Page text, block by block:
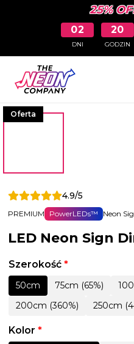
25%
02
DNI
20
GODZIN
Oferta
4.9/5
PREMIUM PowerLEDs™ Neon
LED Neon Sign
Szerokość *
50cm 75cm (65%)
200cm (360%)
250cm
Kolor *